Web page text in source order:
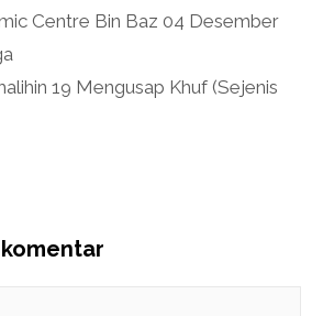
Centre Bin Baz 04 Desember
19 Mengusap Khuf (Sejenis